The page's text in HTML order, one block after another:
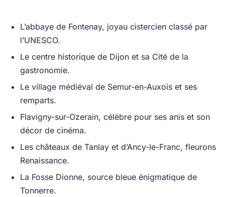
L’abbaye de Fontenay, joyau cistercien classé par
l’UNESCO.
Le centre historique de Dijon et sa Cité de la
gastronomie.
Le village médiéval de Semur-en-Auxois et ses
remparts.
Flavigny-sur-Ozerain, célèbre pour ses anis et son
décor de cinéma.
Les châteaux de Tanlay et d’Ancy-le-Franc, fleurons
Renaissance.
La Fosse Dionne, source bleue énigmatique de
Tonnerre.